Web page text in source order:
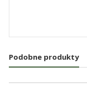
Podobne produkty